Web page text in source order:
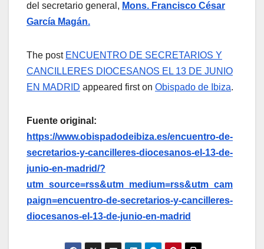
del secretario general, Mons. Francisco César
García Magán.
The post ENCUENTRO DE SECRETARIOS Y
CANCILLERES DIOCESANOS EL 13 DE JUNIO
EN MADRID appeared first on Obispado de Ibiza.
Fuente original:
https://www.obispadodeibiza.es/encuentro-de-
secretarios-y-cancilleres-diocesanos-el-13-de-
junio-en-madrid/?
utm_source=rss&utm_medium=rss&utm_cam
paign=encuentro-de-secretarios-y-cancilleres-
diocesanos-el-13-de-junio-en-madrid